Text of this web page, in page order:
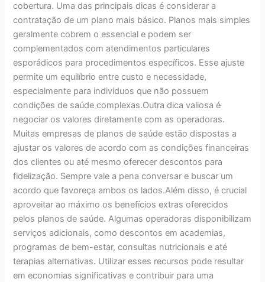
cobertura. Uma das principais dicas é considerar a
contratação de um plano mais básico. Planos mais simples
geralmente cobrem o essencial e podem ser
complementados com atendimentos particulares
esporádicos para procedimentos específicos. Esse ajuste
permite um equilíbrio entre custo e necessidade,
especialmente para indivíduos que não possuem
condições de saúde complexas.Outra dica valiosa é
negociar os valores diretamente com as operadoras.
Muitas empresas de planos de saúde estão dispostas a
ajustar os valores de acordo com as condições financeiras
dos clientes ou até mesmo oferecer descontos para
fidelização. Sempre vale a pena conversar e buscar um
acordo que favoreça ambos os lados.Além disso, é crucial
aproveitar ao máximo os benefícios extras oferecidos
pelos planos de saúde. Algumas operadoras disponibilizam
serviços adicionais, como descontos em academias,
programas de bem-estar, consultas nutricionais e até
terapias alternativas. Utilizar esses recursos pode resultar
em economias significativas e contribuir para uma